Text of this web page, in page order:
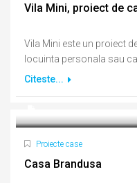
Vila Mini, proiect de
Vila Mini este un proiect
locuinta personala sau
Citeste...
Proiecte case
Casa Brandusa